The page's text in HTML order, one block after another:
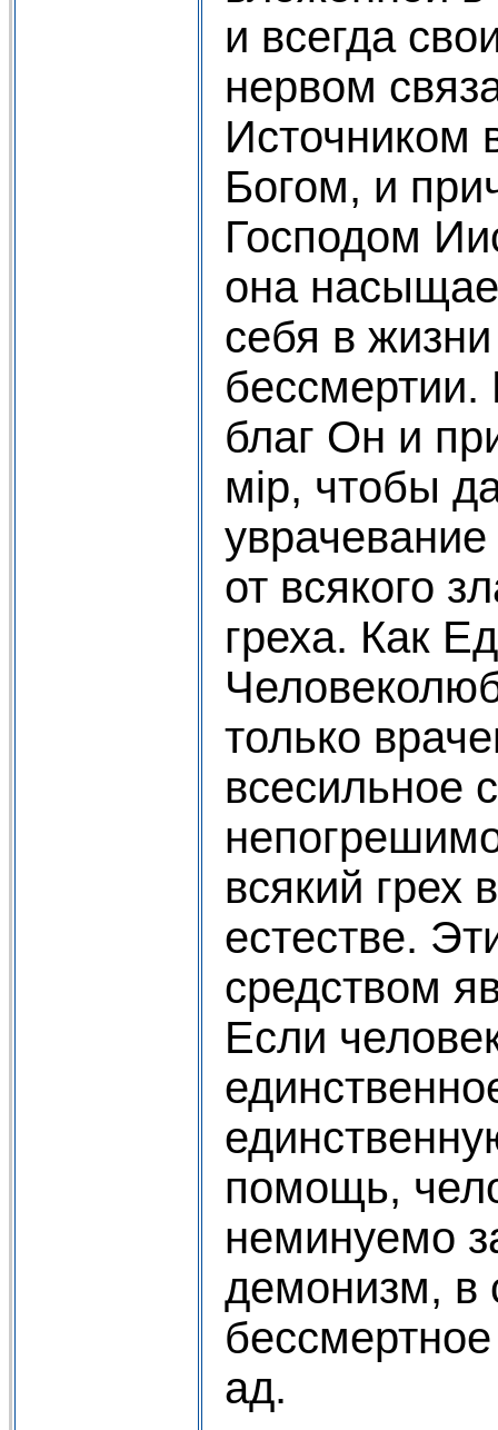
и всегда
нервом
Источником
Богом, и
Господом
она
себя в
бессмертии.
благ Он и
мiр, чтобы
уврачевание
от всякого
греха. Как
только
всесильное
всякий грех
естестве.
средством
Если
помощь,
неминуемо
демонизм, в
ад.